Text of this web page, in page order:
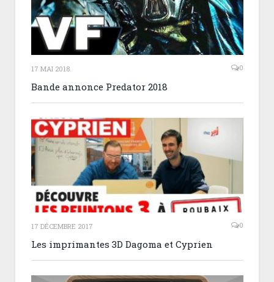
17 MAI 2018 0
Bande annonce Predator 2018
17 DÉCEMBRE 2017 0
Les imprimantes 3D Dagoma et Cyprien